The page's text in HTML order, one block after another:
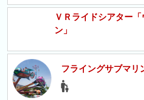
前
5
日
前
ＶＲライドシアター
ン」
フライングサブマリ